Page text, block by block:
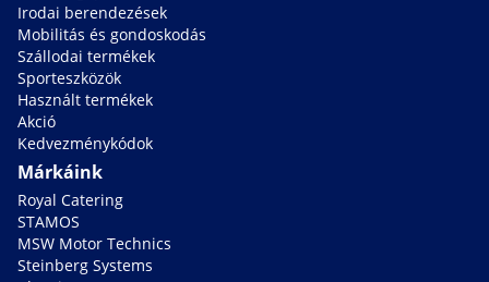
Irodai berendezések
Mobilitás és gondoskodás
Szállodai termékek
Sporteszközök
Használt termékek
Akció
Kedvezménykódok
Márkáink
Royal Catering
STAMOS
MSW Motor Technics
Steinberg Systems